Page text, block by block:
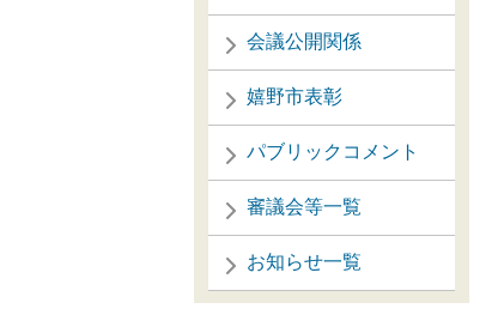
会議公開関係
嬉野市表彰
パブリックコメント
審議会等一覧
お知らせ一覧